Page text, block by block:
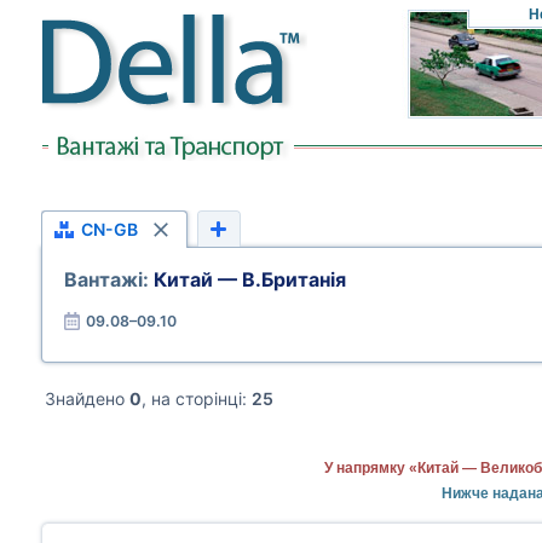
CN-GB
Вантажі: Китай — В.Британія
09.08–09.10
Знайдено 0, на сторінці: 25
У напрямку «Китай —
Нижче